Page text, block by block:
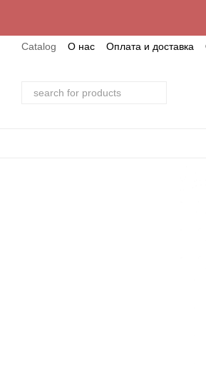
Catalog О нас Оплата и доставка